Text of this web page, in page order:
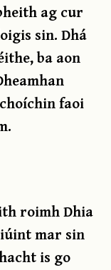
ag cur
sin. Dhá
ba aon
faoi
roimh Dhia
mar sin
is go